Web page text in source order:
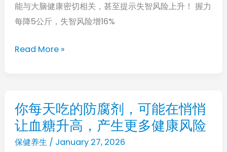
线
能与大脑健康密切相关，甚至提示失智风险上升！ 握力
每降5公斤，失智风险增16%
脑
报
吗？
发
现：
握
力
Read More »
你每天吃的防腐剂，可能在悄悄
让血糖升高，产生更多健康风险
保健养生/ January 27, 2026
你
每
天